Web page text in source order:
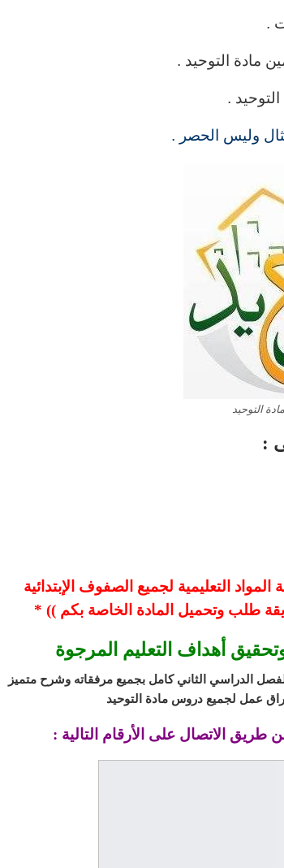
مادة التوحيد .
.
وليس الحصر .
التوحيد
:
التعليمية لجميع الصفوف الإبتدائية
طلب وتحميل المادة الخاصة بكم )) *
أهداف التعليم المرجوة
الدراسي الثانيكامل بجميع مرفقاته وشرح متميز
عمل لجميع دروس مادة التوحيد
طريق الاتصال على الأرقام التالية :